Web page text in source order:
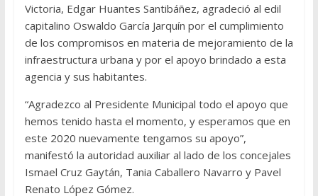
Victoria, Edgar Huantes Santibáñez, agradeció al edil
capitalino Oswaldo García Jarquín por el cumplimiento
de los compromisos en materia de mejoramiento de la
infraestructura urbana y por el apoyo brindado a esta
agencia y sus habitantes.
“Agradezco al Presidente Municipal todo el apoyo que
hemos tenido hasta el momento, y esperamos que en
este 2020 nuevamente tengamos su apoyo”,
manifestó la autoridad auxiliar al lado de los concejales
Ismael Cruz Gaytán, Tania Caballero Navarro y Pavel
Renato López Gómez.